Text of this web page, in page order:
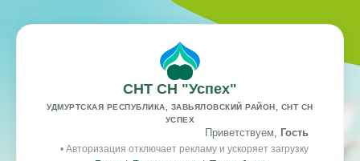
СНТ СН "Успех"
УДМУРТСКАЯ РЕСПУБЛИКА, ЗАВЬЯЛОВСКИЙ РАЙОН, СНТ СН
УСПЕХ
Приветствуем, Гость
• Авторизация отключает рекламу и ускоряет загрузку